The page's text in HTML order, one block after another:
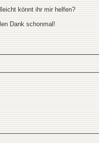
könnt ihr mir helfen?
Dank schonmal!